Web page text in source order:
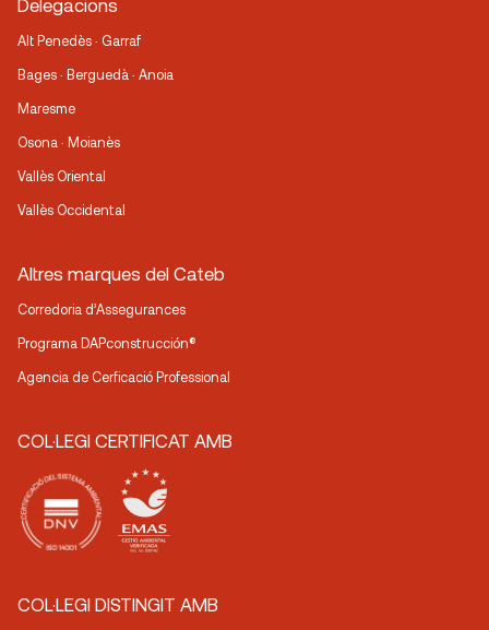
Delegacions
Alt Penedès · Garraf
Bages · Berguedà · Anoia
Maresme
Osona · Moianès
Vallès Oriental
Vallès Occidental
Altres marques del Cateb
Corredoria d’Assegurances
Programa DAPconstrucción®
Agencia de Cerficació Professional
COL·LEGI CERTIFICAT AMB
COL·LEGI DISTINGIT AMB